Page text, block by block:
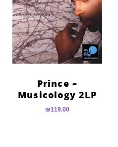
Prince –
Musicology 2LP
₪119.00